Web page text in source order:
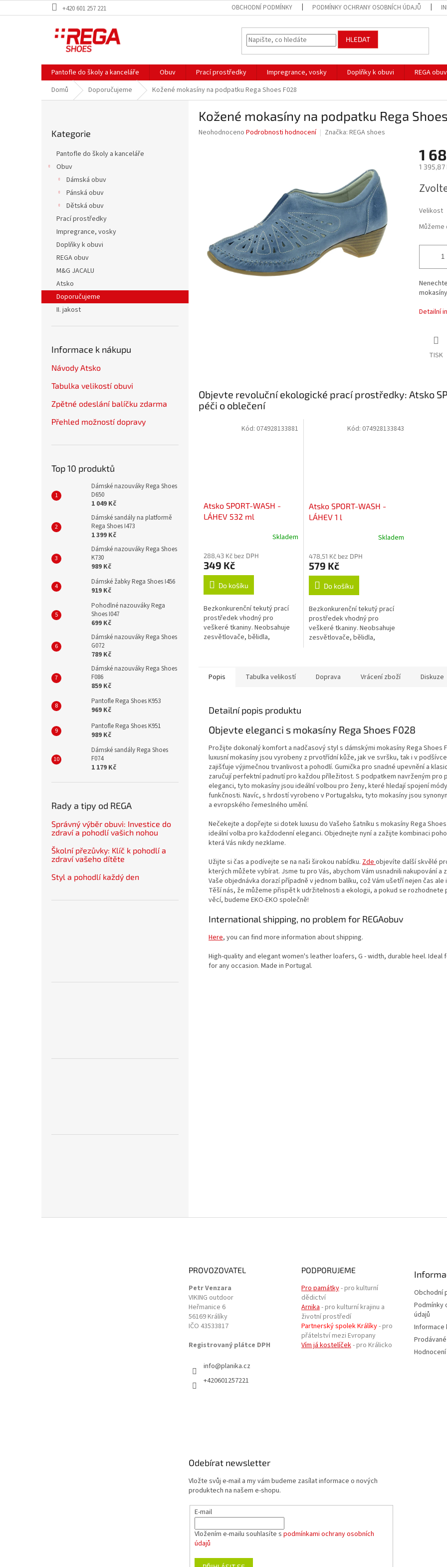
na
+420 601 257 221 OBCHODNÍ PODMÍNKY PODMÍNKY OCHRANY OSOBNÍCH ÚDAJŮ
HLEDAT
Pantofle do školy a kanceláře Obuv Prací prostředky Impregrance, vosky Doplňky k obuvi REGA obuv
Domů
Doporučujeme Kožené mokasíny na podpatku Rega Shoes F028
kategorie
Kategorie
Pantofle do školy a kanceláře
Obuv
Dámská obuv
Pánská obuv
Dětská obuv
Prací prostředky
Impregrance, vosky
Doplňky k obuvi
REGA obuv
M&G JACALU
Atsko
Doporučujeme
II. jakost
Informace k nákupu
Návody Atsko
Tabulka velikostí obuvi
Zpětné odeslání balíčku zdarma
Přehled možností dopravy
Top 10 produktů
Dámské nazouváky Rega Shoes
D650
1 049 Kč
Dámské sandály na platformě
Rega Shoes I473
1 399 Kč
Dámské nazouváky Rega Shoes
K730
989 Kč
Dámské žabky Rega Shoes I456
919 Kč
Pohodlné nazouváky Rega
Shoes I047
699 Kč
Dámské nazouváky Rega Shoes
G072
789 Kč
Dámské nazouváky Rega Shoes
F086
859 Kč
Pantofle Rega Shoes K953
969 Kč
Pantofle Rega Shoes K951
989 Kč
Dámské sandály Rega Shoes
F074
1 179 Kč
Rady a tipy od REGA
Správný výběr obuvi: Investice do
zdraví a pohodlí vašich nohou
Školní přezůvky: Klíč k pohodlí a
zdraví vašeho dítěte
Styl a pohodlí každý den
Kožené mokasíny na podpatku Rega
Průměrné
Neohodnoceno Podrobnosti hodnocení Značka: REGA shoes
1
1 395,87
cena:
Velikost
Můžeme
Detailní
TISK
Objevte revoluční ekologické prací prostředky: Atsko
péči o oblečení
Atsko SPORT-WASH -
LÁHEV 532 ml
Skladem
288,43 Kč bez DPH
349 Kč
Do košíku
Bezkonkurenční tekutý prací
prostředek vhodný pro
veškeré tkaniny. Neobsahuje
zesvětlovače, bělidla,
Kód: 074928133881
Atsko SPORT-WASH -
LÁHEV 1 l
Skladem
478,51 Kč bez DPH
579 Kč
Do košíku
Bezkonkurenční tekutý prací
prostředek vhodný pro
veškeré tkaniny. Neobsahuje
zesvětlovače, bělidla,
Kód: 074928133843
Popis Tabulka velikostí Doprava Vrácení zboží Diskuze
Detailní popis produktu
Objevte eleganci s mokasíny Rega Shoes F028
Prožijte dokonalý komfort a nadčasový styl s dámskými mokasíny Rega Shoes
luxusní mokasíny jsou vyrobeny z prvotřídní kůže, jak ve svršku, tak i v
zajišťuje výjimečnou trvanlivost a pohodlí. Gumička pro snadné upevnění a
zaručují perfektní padnutí pro každou příležitost. S podpatkem navrženým pro
eleganci, tyto mokasíny jsou ideální volbou pro ženy, které hledají spojení
funkčnosti. Navíc, s hrdostí vyrobeno v Portugalsku, tyto mokasíny jsou
a evropského řemeslného umění.
Nečekejte a dopřejte si dotek luxusu do Vašeho šatníku s mokasíny Rega Shoes
ideální volba pro každodenní eleganci. Objednejte nyní a zažijte kombinaci
která Vás nikdy nezklame.
Užijte si čas a podívejte se na naši širokou nabídku. Zde objevíte další skvělé
kterých můžete vybírat. Jsme tu pro Vás, abychom Vám usnadnili nakupování a
Vaše objednávka dorazí případně v jednom balíku, což Vám ušetří nejen čas ale
Těší nás, že můžeme přispět k udržitelnosti a ekologii, a pokud se rozhodnete
věcí, budeme EKO-EKO společně!
International shipping, no problem for REGAobuv
Here, you can find more information about shipping.
High-quality and elegant women's leather loafers, G - width, durable heel. Ideal
for any occasion. Made in Portugal.
PROVOZOVATEL
Petr Venzara
VIKING outdoor
Heřmanice 6
56169 Králíky
IČO 43533817
Registrovaný plátce DPH
info@planika.cz
+420601257221
PODPORUJEME
Pro památky- pro kulturní
dědictví
Arnika - pro kulturní krajinu a
životní prostředí
Partnerský spolek Králíky- pro
přátelství mezi Evropany
Vím já kostelíček- pro Králicko
Obchodní
Podmínky
údajů
Informace
Odebírat newsletter
Vložte svůj e-mail a my vám budeme zasílat informace o nových
produktech na našem e-shopu.
E-mail
Vložením e-mailu souhlasíte s podmínkami ochrany osobních
údajů